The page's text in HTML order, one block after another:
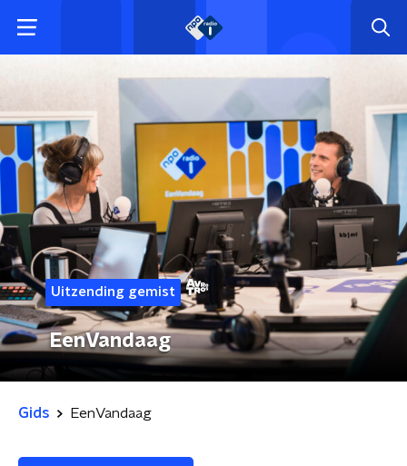
Uitzending gemist
EenVandaag
Gids EenVandaag